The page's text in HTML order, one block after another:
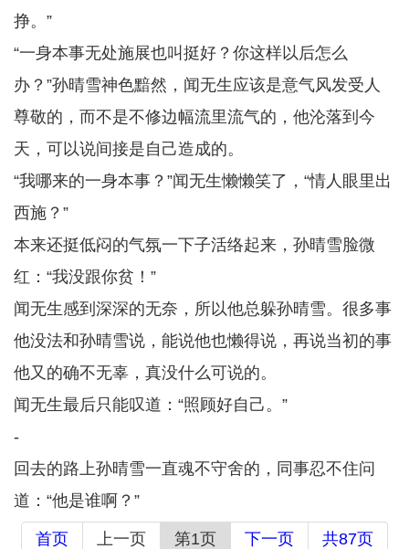
挣。”
“一身本事无处施展也叫挺好？你这样以后怎么
办？”孙晴雪神色黯然，闻无生应该是意气风发受人
尊敬的，而不是不修边幅流里流气的，他沦落到今
天，可以说间接是自己造成的。
“我哪来的一身本事？”闻无生懒懒笑了，“情人眼里出
西施？”
本来还挺低闷的气氛一下子活络起来，孙晴雪脸微
红：“我没跟你贫！”
闻无生感到深深的无奈，所以他总躲孙晴雪。很多事
他没法和孙晴雪说，能说他也懒得说，再说当初的事
他又的确不无辜，真没什么可说的。
闻无生最后只能叹道：“照顾好自己。”
-
回去的路上孙晴雪一直魂不守舍的，同事忍不住问
道：“他是谁啊？”
首页 上一页 第1页 下一页 共87页